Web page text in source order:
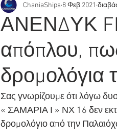
ΑΝΕΝΔΥΚ
απόπλου,
δρομολόγια
ChaniaShips 8 Φεβ 2021
Σας γνωρίζουμε ότι λόγω
« ΣΑΜΑΡΙΑ Ι » ΝΧ 16 δεν
δρομολόγιο από την